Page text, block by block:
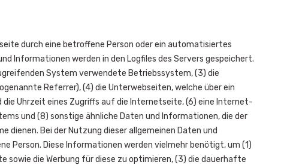
durch eine betroffene Person oder ein automatisiertes
Informationen werden in den Logfiles des Servers gespeichert.
System verwendete Betriebssystem, (3) die
Referrer), (4) die Unterwebseiten, welche über ein
Uhrzeit eines Zugriffs auf die Internetseite, (6) eine Internet-
und (8) sonstige ähnliche Daten und Informationen, die der
Bei der Nutzung dieser allgemeinen Daten und
Person. Diese Informationen werden vielmehr benötigt, um (1)
die Werbung für diese zu optimieren, (3) die dauerhafte